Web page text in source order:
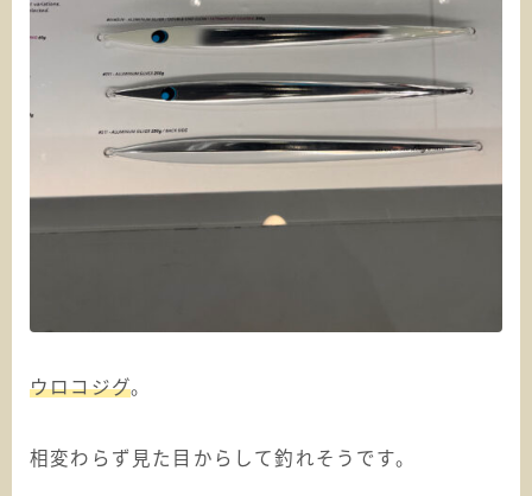
ウロコジグ。
相変わらず見た目からして釣れそうです。